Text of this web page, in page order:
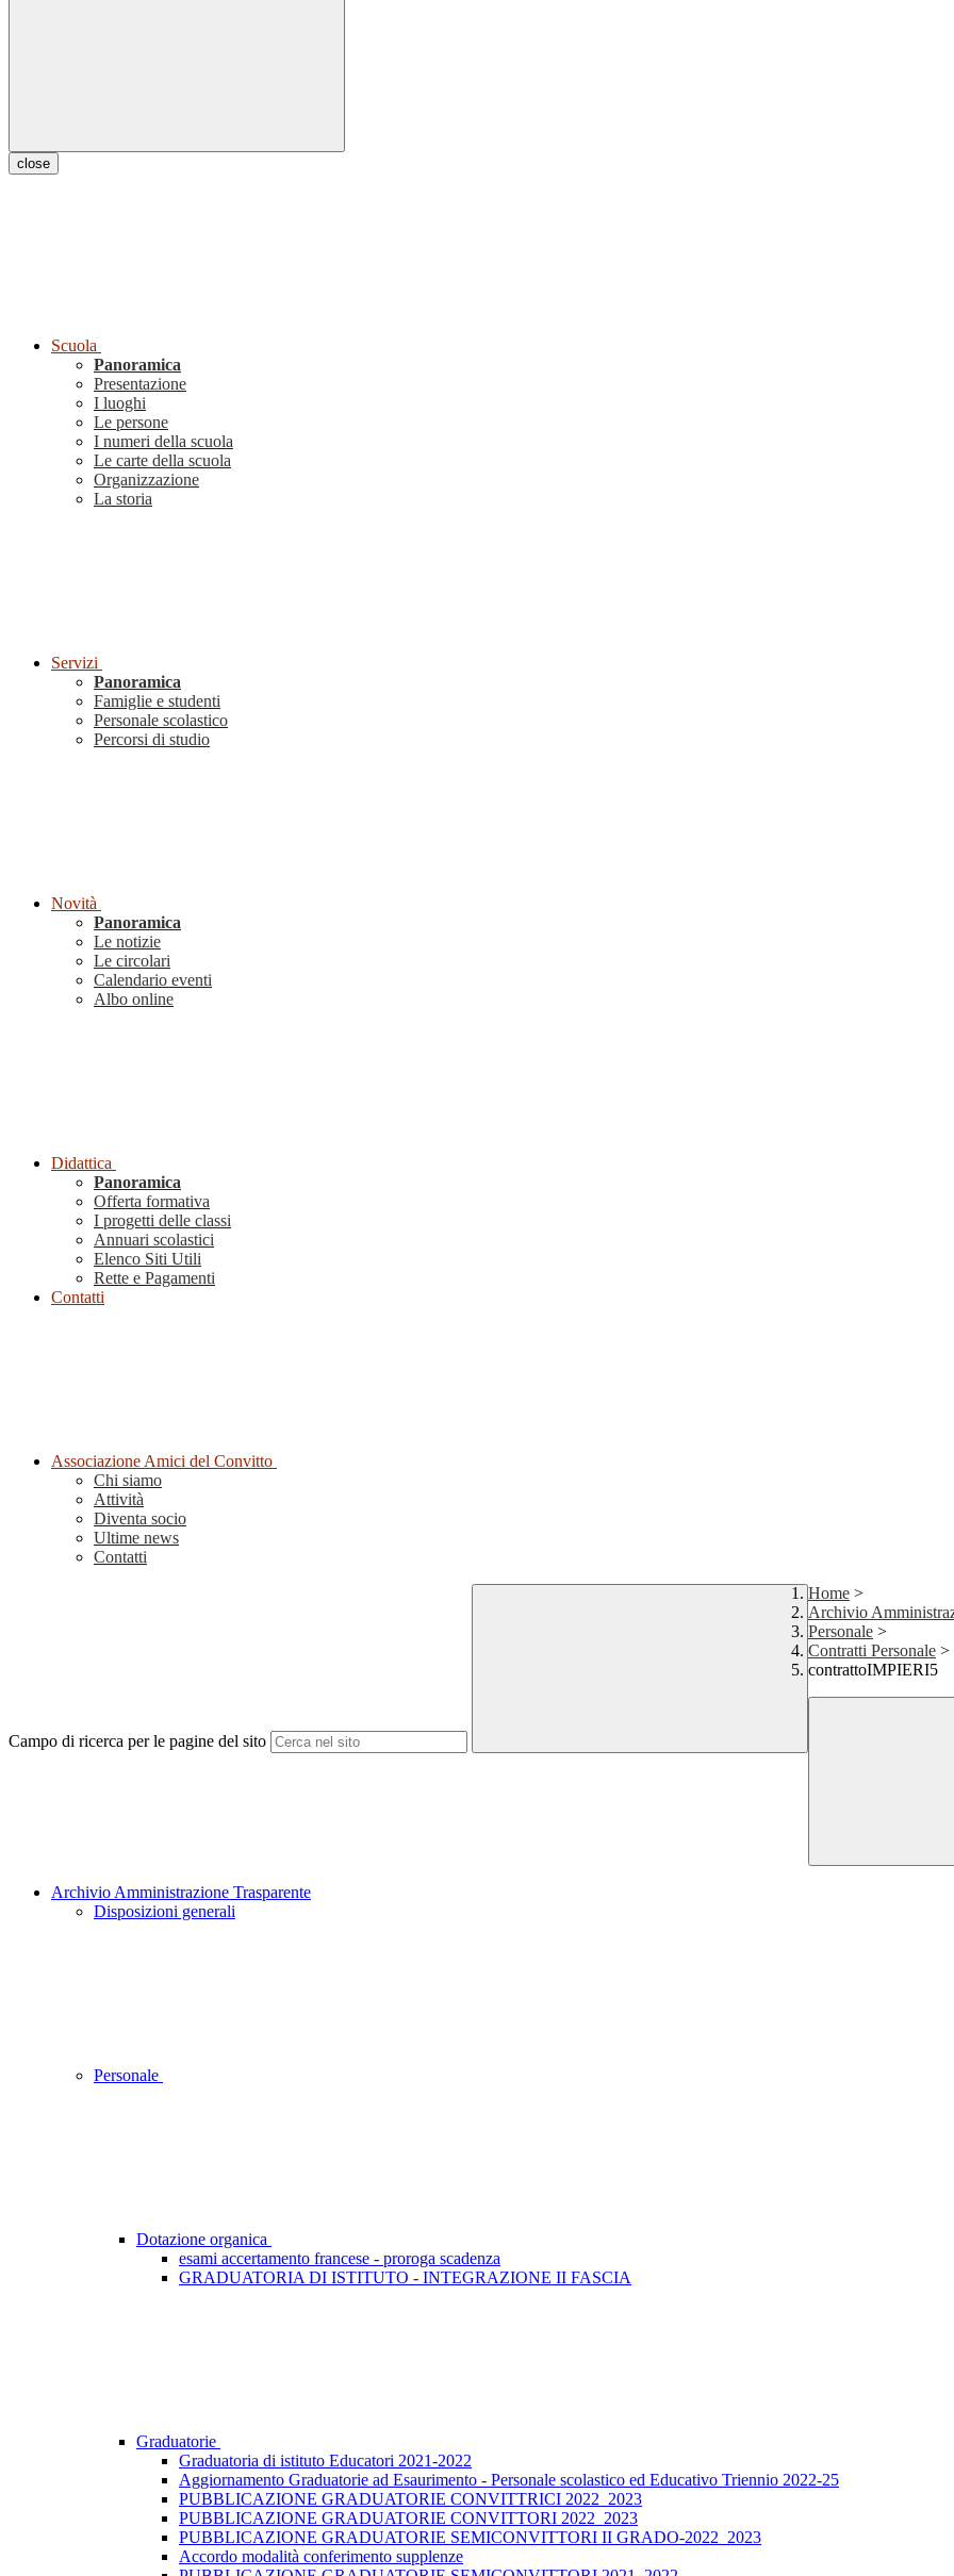
close
Scuola
Panoramica
Presentazione
I luoghi
Le persone
I numeri della scuola
Le carte della scuola
Organizzazione
La storia
Servizi
Panoramica
Famiglie e studenti
Personale scolastico
Percorsi di studio
Novità
Panoramica
Le notizie
Le circolari
Calendario eventi
Albo online
Didattica
Panoramica
Offerta formativa
I progetti delle classi
Annuari scolastici
Elenco Siti Utili
Rette e Pagamenti
Contatti
Associazione Amici del Convitto
Chi siamo
Attività
Diventa socio
Ultime news
Contatti
Campo di ricerca per le pagine del sito
Home >
Archivio
Personale >
Contratti Personale >
contrattoIMPIERI5
Archivio Amministrazione Trasparente
Disposizioni generali
Personale
Dotazione organica
esami accertamento francese - proroga scadenza
GRADUATORIA DI ISTITUTO - INTEGRAZIONE II FASCIA
Graduatorie
Graduatoria di istituto Educatori 2021-2022
Aggiornamento Graduatorie ad Esaurimento - Personale scolastico ed Educativo Triennio 2022-25
PUBBLICAZIONE GRADUATORIE CONVITTRICI 2022_2023
PUBBLICAZIONE GRADUATORIE CONVITTORI 2022_2023
PUBBLICAZIONE GRADUATORIE SEMICONVITTORI II GRADO-2022_2023
Accordo modalità conferimento supplenze